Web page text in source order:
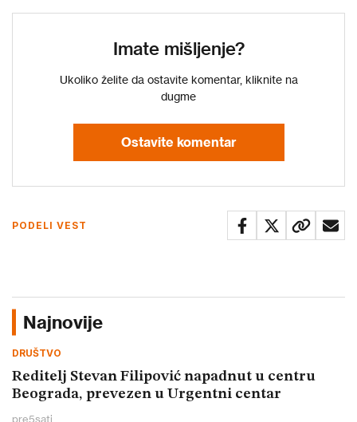
Imate mišljenje?
Ukoliko želite da ostavite komentar, kliknite na
dugme
Ostavite komentar
PODELI VEST
Najnovije
DRUŠTVO
Reditelj Stevan Filipović napadnut u centru
Beograda, prevezen u Urgentni centar
pre5sati